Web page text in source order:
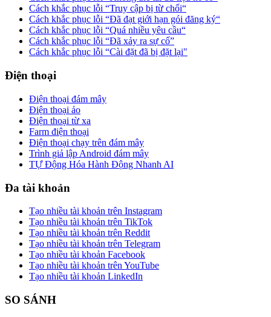
Cách khắc phục lỗi “Truy cập bị từ chối“
Cách khắc phục lỗi “Đã đạt giới hạn gói đăng ký“
Cách khắc phục lỗi “Quá nhiều yêu cầu“
Cách khắc phục lỗi “Đã xảy ra sự cố”
Cách khắc phục lỗi “Cài đặt đã bị đặt lại"
Điện thoại
Điện thoại đám mây
Điện thoại ảo
Điện thoại từ xa
Farm điện thoại
Điện thoại chạy trên đám mây
Trình giả lập Android đám mây
TỰ Động Hóa Hành Động Nhanh AI
Đa tài khoản
Tạo nhiều tài khoản trên Instagram
Tạo nhiều tài khoản trên TikTok
Tạo nhiều tài khoản trên Reddit
Tạo nhiều tài khoản trên Telegram
Tạo nhiều tài khoản Facebook
Tạo nhiều tài khoản trên YouTube
Tạo nhiều tài khoản LinkedIn
SO SÁNH